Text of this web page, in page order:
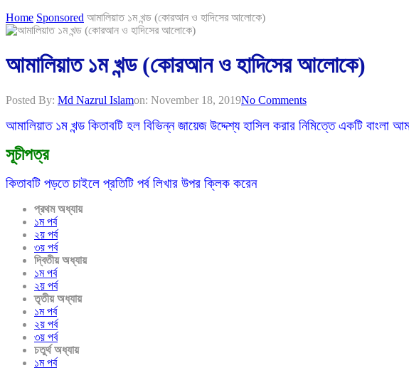
Home Sponsored আমালিয়াত ১ম খন্ড (কোরআন ও হাদিসের আলোকে)
আমালিয়াত ১ম খন্ড (কোরআন ও হাদিসের আলোকে)
Posted By: Md Nazrul Islamon: November 18, 2019No Comments
আমালিয়াত ১ম খন্ড কিতাবটি হল বিভিন্ন জায়েজ উদ্দেশ্য হাসিল করার নিমিত্তে একটি
সূচীপত্র
কিতাবটি পড়তে চাইলে প্রতিটি পর্ব লিখার উপর ক্লিক করেন
প্রথম অধ্যায়
১ম পর্ব
২য় পর্ব
৩য় পর্ব
দ্বিতীয় অধ্যায়
১ম পর্ব
২য় পর্ব
তৃতীয় অধ্যায়
১ম পর্ব
২য় পর্ব
৩য় পর্ব
চতুর্থ অধ্যায়
১ম পর্ব